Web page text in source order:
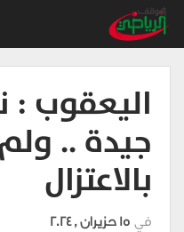
اليعقوب :
جيدة ..
بالاعتزال
في 15 حزيران , 2024